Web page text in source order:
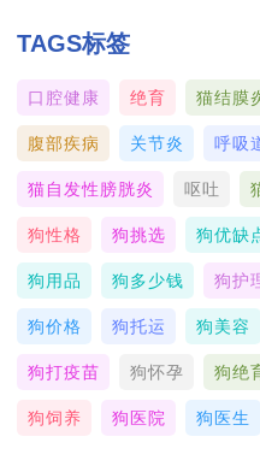
TAGS标签
口腔健康 绝育 猫结膜
腹部疾病 关节炎 呼吸
猫自发性膀胱炎 呕吐
狗性格 狗挑选 狗优缺
狗用品 狗多少钱 狗护
狗价格 狗托运 狗美容
狗打疫苗 狗怀孕 狗绝
狗饲养 狗医院 狗医生